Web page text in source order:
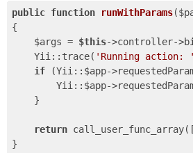
public function runWithParams
{
    $args =
$this->controller-
    Yii::trace(
'Running action: '
if (Yii::$app-
Yii::$app-
    }
return call_user_func_array([